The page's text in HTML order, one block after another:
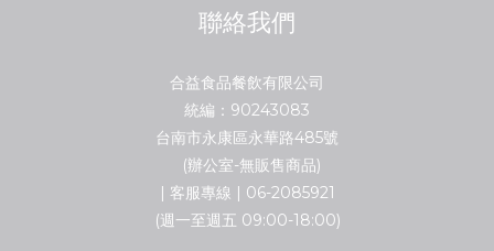
聯絡我們
合益食品餐飲有限公司
統編：90243083
台南市永康區永華路485號
(辦公室-無販售商品)
| 客服專線 | 06-2085921
(週一至週五 09:00-18:00)